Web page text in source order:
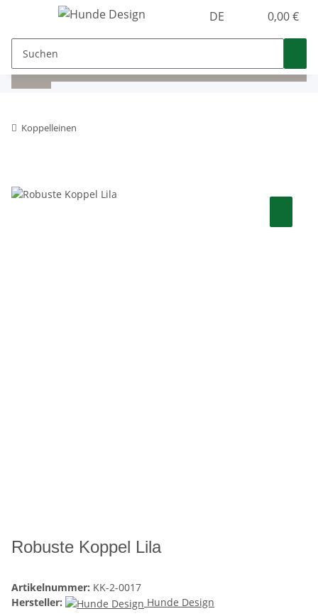
DE 0,00 €
Koppelleinen
Robuste Koppel Lila
Artikelnummer: KK-2-0017
Hersteller:
Hunde Design